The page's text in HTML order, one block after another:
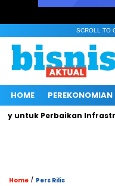
SCROLL TO
HOME PEREKONOMIAN
Perbaikan
Home / Pers Rilis